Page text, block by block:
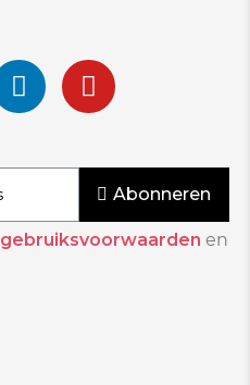
Abonneren
gebruiksvoorwaarden en